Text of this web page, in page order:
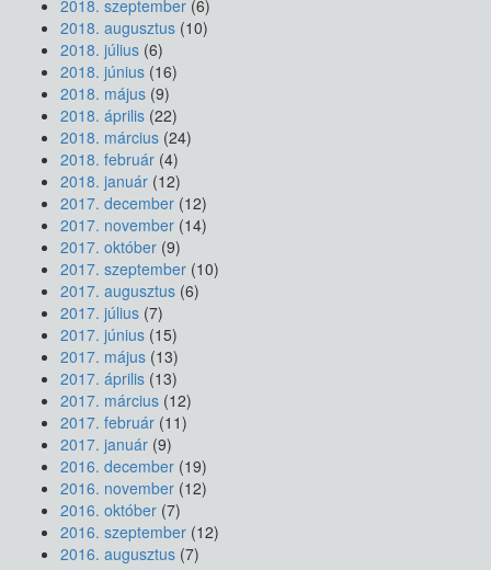
2018. szeptember (6)
2018. augusztus (10)
2018. július (6)
2018. június (16)
2018. május (9)
2018. április (22)
2018. március (24)
2018. február (4)
2018. január (12)
2017. december (12)
2017. november (14)
2017. október (9)
2017. szeptember (10)
2017. augusztus (6)
2017. július (7)
2017. június (15)
2017. május (13)
2017. április (13)
2017. március (12)
2017. február (11)
2017. január (9)
2016. december (19)
2016. november (12)
2016. október (7)
2016. szeptember (12)
2016. augusztus (7)